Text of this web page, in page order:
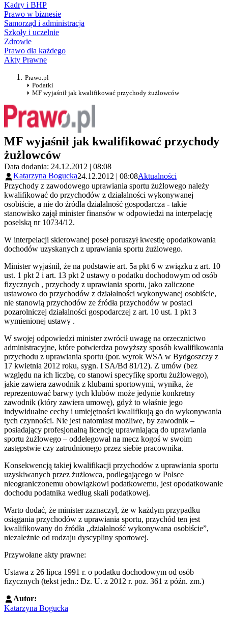
Kadry i BHP
Prawo w biznesie
Samorząd i administracja
Szkoły i uczelnie
Zdrowie
Prawo dla każdego
Akty Prawne
Prawo.pl
Podatki
MF wyjaśnił jak kwalifikować przychody żużlowców
MF wyjaśnił jak kwalifikować przychody
żużlowców
Data dodania: 24.12.2012 | 08:08
Katarzyna Bogucka24.12.2012 | 08:08Aktualności
Przychody z zawodowego uprawiania sportu żużlowego należy
kwalifikować do przychodów z działalności wykonywanej
osobiście, a nie do źródła działalność gospodarcza - takie
stanowisko zajął minister finansów w odpowiedzi na interpelację
poselską nr 10734/12.
W interpelacji skierowanej poseł poruszył kwestię opodatkowania
dochodów uzyskanych z uprawiania sportu żużlowego.
Minister wyjaśnił, że na podstawie art. 5a pkt 6 w związku z art. 10
ust. 1 pkt 2 i art. 13 pkt 2 ustawy o podatku dochodowym od osób
fizycznych , przychody z uprawiania sportu, jako zaliczone
ustawowo do przychodów z działalności wykonywanej osobiście,
nie stanowią przychodów ze źródła przychodów w postaci
pozarolniczej działalności gospodarczej z art. 10 ust. 1 pkt 3
wymienionej ustawy .
W swojej odpowiedzi minister zwrócił uwagę na orzecznictwo
administracyjne, które potwierdza powyższy sposób kwalifikowania
przychodu z uprawiania sportu (por. wyrok WSA w Bydgoszczy z
17 kwietnia 2012 roku, sygn. I SA/Bd 81/12). Z umów (bez
względu na ich liczbę, co stanowi specyfikę sportu żużlowego),
jakie zawiera zawodnik z klubami sportowymi, wynika, że
reprezentować barwy tych klubów może jedynie konkretny
zawodnik (który zawiera umowę), gdyż to właśnie jego
indywidualne cechy i umiejętności kwalifikują go do wykonywania
tych czynności. Nie jest natomiast możliwe, by zawodnik –
posiadający profesjonalną licencję uprawniającą do uprawiania
sportu żużlowego – oddelegował na mecz kogoś w swoim
zastępstwie czy zatrudnionego przez siebie pracownika.
Konsekwencją takiej kwalifikacji przychodów z uprawiania sportu
uzyskiwanych przez żużlowca, podlegającego w Polsce
nieograniczonemu obowiązkowi podatkowemu, jest opodatkowanie
dochodu podatnika według skali podatkowej.
Warto dodać, że minister zaznaczył, że w każdym przypadku
osiągania przychodów z uprawiania sportu, przychód ten jest
kwalifikowany do źródła „działalność wykonywana osobiście”,
niezależnie od rodzaju dyscypliny sportowej.
Przywołane akty prawne:
Ustawa z 26 lipca 1991 r. o podatku dochodowym od osób
fizycznych (tekst jedn.: Dz. U. z 2012 r. poz. 361 z późn. zm.)
Autor:
Katarzyna Bogucka